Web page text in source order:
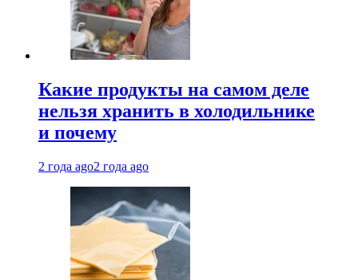
Какие продукты на самом деле
нельзя хранить в холодильнике
и почему
2 года ago2 года ago